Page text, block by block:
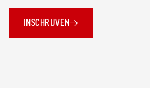
INSCHRIJVEN